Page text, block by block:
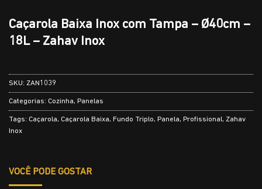
Caçarola Baixa Inox com Tampa – Ø40cm –
18L – Zahav Inox
SKU: ZAN1039
Categorias: Cozinha, Panelas
Tags: Caçarola, Caçarola Baixa, Fundo Triplo, Panela, Profissional, Zahav
Inox
VOCÊ PODE GOSTAR